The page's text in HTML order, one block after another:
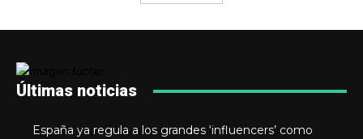
Últimas noticias
España ya regula a los grandes ‘influencers’ como